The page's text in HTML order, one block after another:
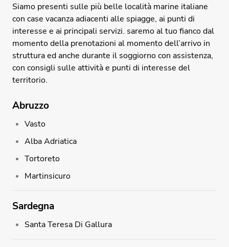
Siamo presenti sulle più belle località marine italiane
con case vacanza adiacenti alle spiagge, ai punti di
interesse e ai principali servizi. saremo al tuo fianco dal
momento della prenotazioni al momento dell’arrivo in
struttura ed anche durante il soggiorno con assistenza,
con consigli sulle attività e punti di interesse del
territorio.
Abruzzo
Vasto
Alba Adriatica
Tortoreto
Martinsicuro
Sardegna
Santa Teresa Di Gallura